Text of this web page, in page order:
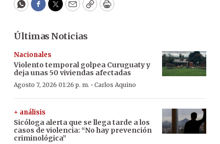
WhatsApp
Facebook
Twitter
EmailCopyPrint
Últimas Noticias
Nacionales
Violento temporal golpea Curuguaty y
deja unas 50 viviendas afectadas
Agosto 7, 2026 01:26 p. m. · Carlos Aquino
+ análisis
Sicóloga alerta que se llega tarde a los
casos de violencia: “No hay prevención
criminológica”